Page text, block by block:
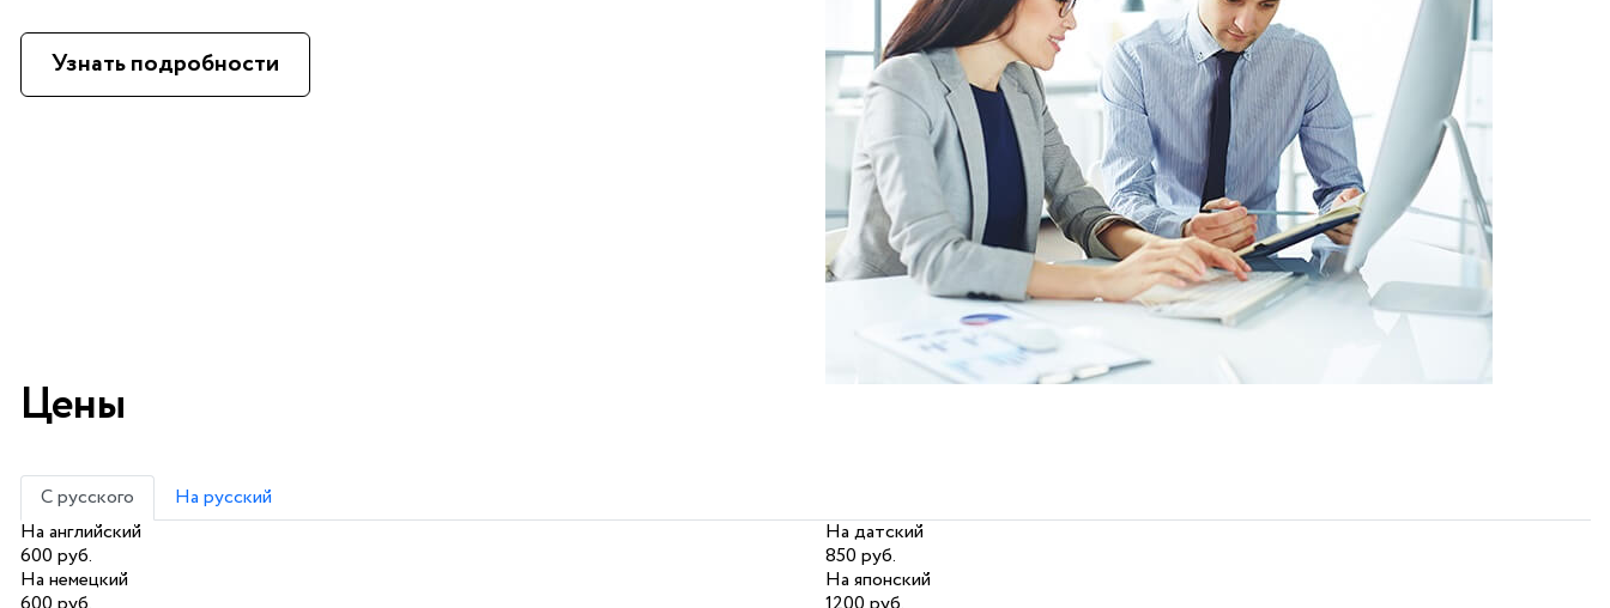
Узнать подробности
Цены
С русского
На русский
На английский
600 руб.
На немецкий
На датский
850 руб.
На японский